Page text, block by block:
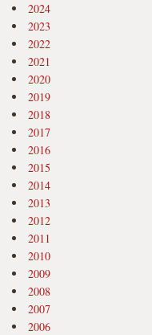
2024
2023
2022
2021
2020
2019
2018
2017
2016
2015
2014
2013
2012
2011
2010
2009
2008
2007
2006